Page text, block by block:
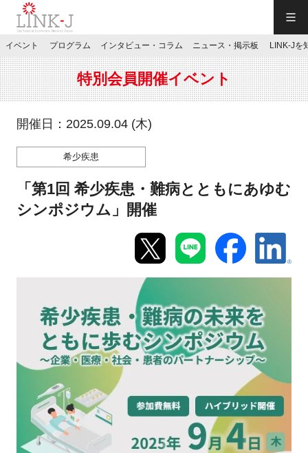
JP／EN
特別会員専用メニュー
施設ご予約
新規登録
イベント
プログラム
インタビュー・コラム
イベント プログラム インタビュー・コラム ニュース・掲示板 LINK-Jを
特別会員開催イベント
開催日：2025.09.04 (木)
希少疾患
「第1回 希少疾患・難病とともにあゆむ
シンポジウム」開催